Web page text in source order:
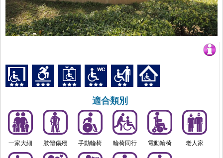
適合類別
一家大細 肢體傷殘 手動輪椅 輪椅同行 電動輪椅 老人家